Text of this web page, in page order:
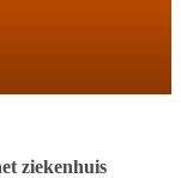
ziekenhuis